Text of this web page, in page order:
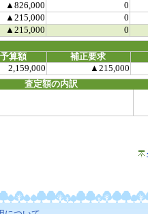
▲826,000 0
▲215,000 0
▲215,000 0
算額 補正要求
2,159,000 ▲215,000
査定額の内訳